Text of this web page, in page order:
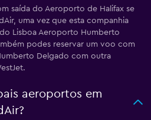
saída do Aeroporto de Halifax se
uma vez que esta companhia
Lisboa Aeroporto Humberto
podes reservar um voo com
Delgado com outra
aeroportos em